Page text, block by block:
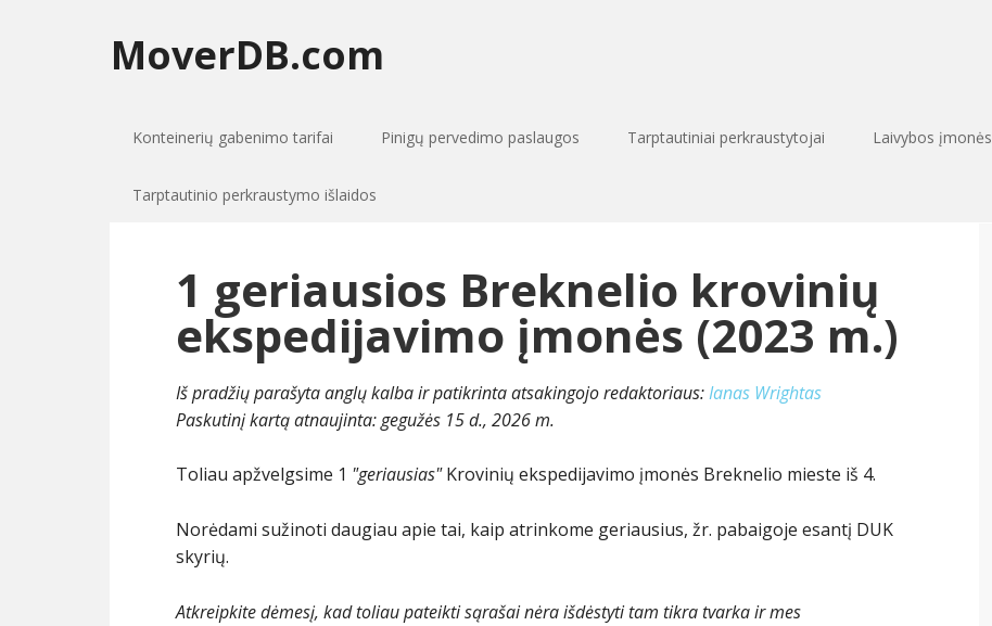
MoverDB.com
Konteinerių gabenimo tarifai Pinigų pervedimo paslaugos Tarptautiniai perkraustytojai Laivybos įmonės
Tarptautinio perkraustymo išlaidos
1 geriausios Breknelio krovinių
ekspedijavimo įmonės (2023 m.)
Iš pradžių parašyta anglų kalba ir patikrinta atsakingojo redaktoriaus:Ianas Wrightas
Paskutinį kartą atnaujinta:gegužės 15 d., 2026 m.
Toliau apžvelgsime 1 "geriausias"Krovinių ekspedijavimo įmonės Breknelio mieste iš 4.
Norėdami sužinoti daugiau apie tai, kaip atrinkome geriausius, žr. pabaigoje esantį DUK
skyrių.
Atkreipkite dėmesį, kad toliau pateikti sąrašai nėra išdėstyti tam tikra tvarka ir mes